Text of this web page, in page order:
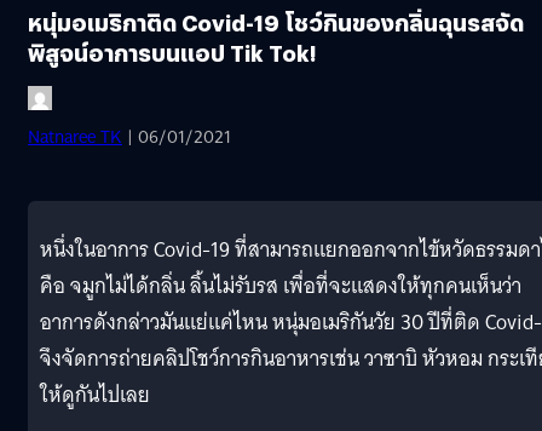
หนุ่มอเมริกาติด Covid-19 โชว์กินของกลิ่นฉุนรสจัด
พิสูจน์อาการบนแอป Tik Tok!
Natnaree TK | 06/01/2021
หนึ่งในอาการ Covid-19 ที่สามารถแยกออกจากไข้หวัดธรรมด
คือ จมูกไม่ได้กลิ่น ลิ้นไม่รับรส เพื่อที่จะแสดงให้ทุกคนเห็นว่า
อาการดังกล่าวมันแย่แค่ไหน หนุ่มอเมริกันวัย 30 ปีที่ติด
จึงจัดการถ่ายคลิปโชว์การกินอาหารเช่น วาซาบิ หัวหอม กระเ
ให้ดูกันไปเลย